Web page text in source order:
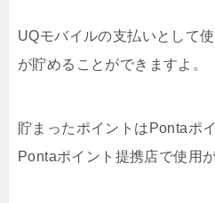
UQモバイルの支払いとして
が貯めることができますよ。
貯まったポイントはPontaポ
Pontaポイント提携店で使用